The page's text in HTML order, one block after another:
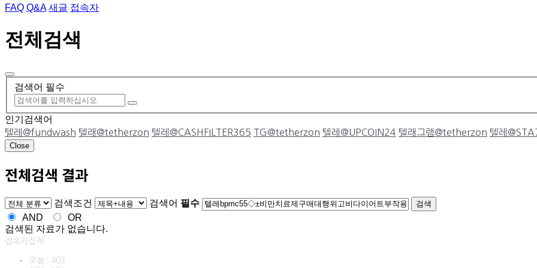
FAQ Q&A 새글 접속자
전체검색
검색어 필수
인기검색어
텔레@fundwash 텔래@tetherzon 텔레@CASHFILTER365 TG@tetherzon 텔레@UPCOIN24 텔래그램@tetherzon 텔레
Close
전체검색 결과
게시판 그룹선택검색조건 검색어 필수 검색
AND
OR
검색된 자료가 없습니다.
접속자집계
오늘 : 403